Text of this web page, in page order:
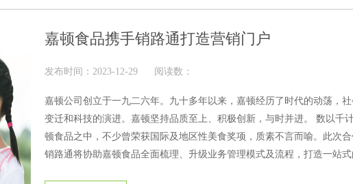
嘉顿食品携手销路通打造营销门户
发布时间：2023-12-29 阅读数：
嘉顿公司创立于一九二六年。九十多年以来，嘉顿经历了时代的动荡，社
变迁和科技的演进。嘉顿坚持品质至上、积极创新，与时并进。 数以千
顿食品之中，不少曾荣获国际及地区性美食奖项，质素不言而喻。此次合
销路通将协助嘉顿食品全面梳理、升级业务管理模式及流程，打造一站式